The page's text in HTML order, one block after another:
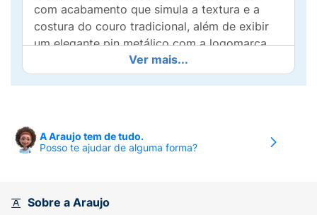
com acabamento que simula a textura e a
costura do couro tradicional, além de exibir
um elegante pin metálico com a logomarca
da Cartago. É o visual clássico e premium do
couro aliado à praticidade de um calçado
é levemente anatômica, garantindo um calce
perfeito que acomoda a sola dos pés de
adiciona um charme extra e sofisticado ao
Ver mais...
A Araujo tem de tudo.
Posso te ajudar de alguma forma?
Sobre a Araujo